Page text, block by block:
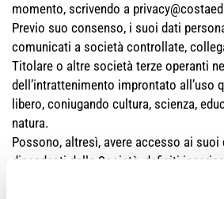
momento, scrivendo a
Previo suo consenso, i suoi dati
comunicati a società controllate,
Titolare o altre società terze operanti
dell’intrattenimento improntato all’uso
libero, coniugando cultura, scienza,
natura.
Possono, altresì, avere accesso ai suoi
dipendenti della Società, definiti
qualora la mansione di tali dipendenti